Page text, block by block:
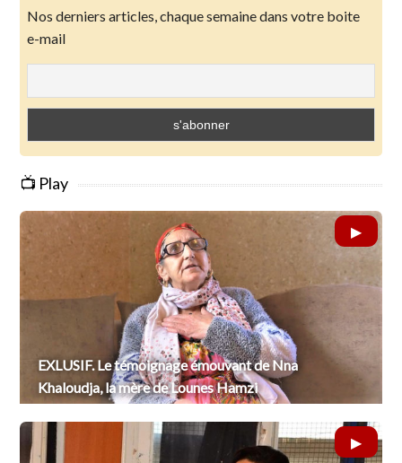
Nos derniers articles, chaque semaine dans votre boite
e-mail
📺 Play
EXLUSIF. Le témoignage émouvant de Nna
Khaloudja, la mère de Lounes Hamzi